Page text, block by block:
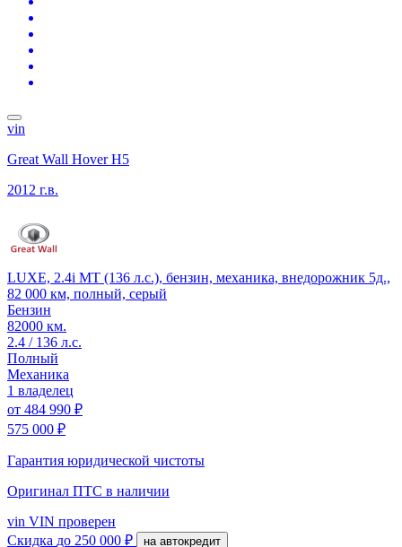
vin
Great Wall Hover H5
2012 г.в.
LUXE, 2.4i MT (136 л.с.), бензин, механика, внедорожник 5д.,
82 000 км, полный, серый
Бензин
82000 км.
2.4 / 136 л.с.
Полный
Механика
1 владелец
от 484 990 ₽
575 000 ₽
Гарантия юридической чистоты
Оригинал ПТС в наличии
vin VIN проверен
Скидка до 250 000 ₽ на автокредит